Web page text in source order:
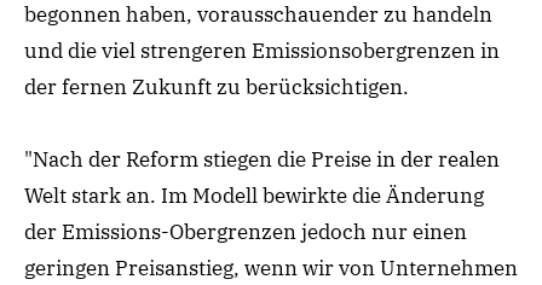
begonnen haben, vorausschauenderzu handeln
unddie viel strengeren Emissionsobergrenzen in
der fernen Zukunftzu berücksichtigen.
"Nach der Reform stiegen die Preisein der realen
Welt stark an. Im Modellbewirkte die Änderung
der Emissions-Obergrenzen jedoch nur einen
geringen Preisanstieg, wenn wir von Unternehmen